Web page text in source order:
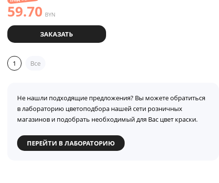
59.70 BYN
ЗАКАЗАТЬ
1 Все
Не нашли подходящие предложения? Вы можете обратиться
в лабораторию цветоподбора нашей сети розничных
магазинов и подобрать необходимый для Вас цвет краски.
ПЕРЕЙТИ В ЛАБОРАТОРИЮ